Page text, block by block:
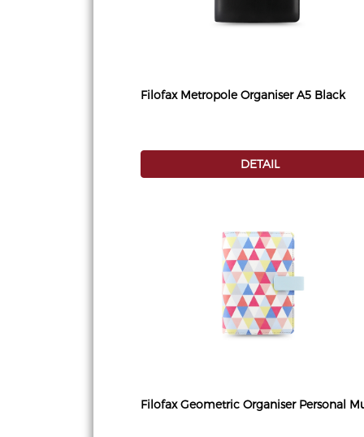
Filofax Metropole Organiser A5 Black
DETAIL
Filofax Geometric Organiser Personal